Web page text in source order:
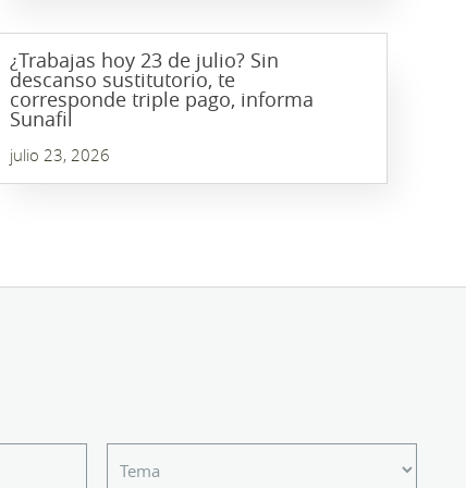
¿Trabajas hoy 23 de julio? Sin
descanso sustitutorio, te
corresponde triple pago, informa
Sunafil
julio 23, 2026